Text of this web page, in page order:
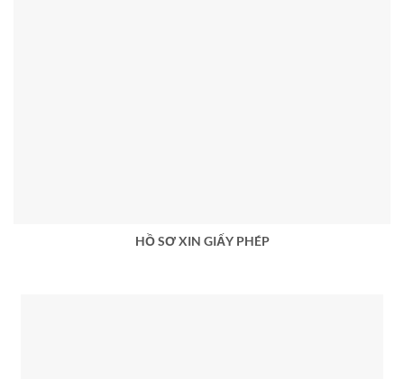
HỒ SƠ XIN GIẤY PHÉP